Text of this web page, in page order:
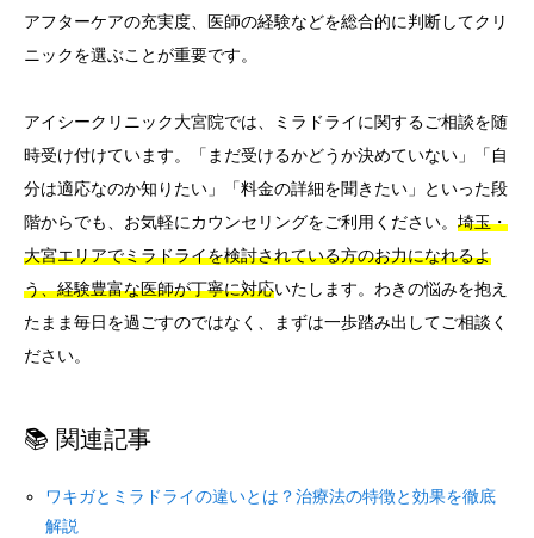
アフターケアの充実度、医師の経験などを総合的に判断してクリ
ニックを選ぶことが重要です。
アイシークリニック大宮院では、ミラドライに関するご相談を随
時受け付けています。「まだ受けるかどうか決めていない」「自
分は適応なのか知りたい」「料金の詳細を聞きたい」といった段
階からでも、お気軽にカウンセリングをご利用ください。 埼玉・
大宮エリアでミラドライを検討されている方のお力になれるよ
う、経験豊富な医師が丁寧に対応いたします。わきの悩みを抱え
たまま毎日を過ごすのではなく、まずは一歩踏み出してご相談く
ださい。
📚 関連記事
ワキガとミラドライの違いとは？治療法の特徴と効果を徹底
解説